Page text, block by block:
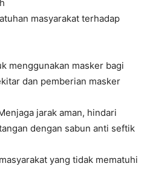
masyarakat terhadap
menggunakan masker bagi
dan pemberian masker
jarak aman, hindari
dengan sabun anti seftik
yang tidak mematuhi